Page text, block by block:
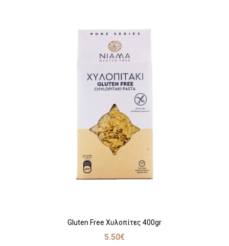
Gluten Free Χυλοπίτες 400gr
5.50€